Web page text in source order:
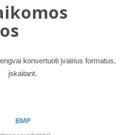
konvertuoti įvairius formatus,
įskaitant.
BMP